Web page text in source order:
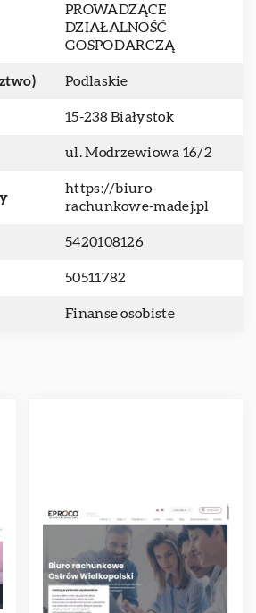
PROWADZĄCE
DZIAŁALNOŚĆ
GOSPODARCZĄ
Podlaskie
15-238 Białystok
ul. Modrzewiowa 16/2
https://biuro-
rachunkowe-madej.pl
5420108126
50511782
Finanse osobiste